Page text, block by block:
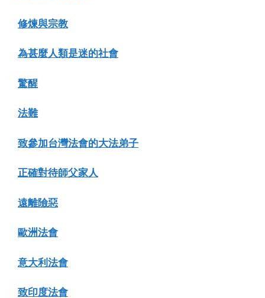
修煉與宗教
為甚麼人類是迷的社會
驚醒
法難
致參加台灣法會的大法弟子
正確對待師父家人
遠離險惡
歐洲法會
意大利法會
致印度法會